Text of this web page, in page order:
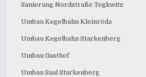
Sanierung Nordstraße Tegkwitz
Umbau Kegelbahn Kleinröda
Umbau Kegelbahn Starkenberg
Umbau Gasthof
Umbau Saal Starkenberg